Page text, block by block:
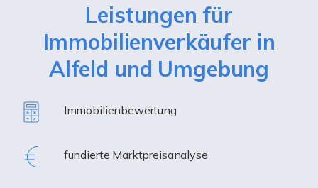
Leistungen für
Immobilienverkäufer in
Alfeld und Umgebung
Immobilienbewertung
fundierte Marktpreisanalyse